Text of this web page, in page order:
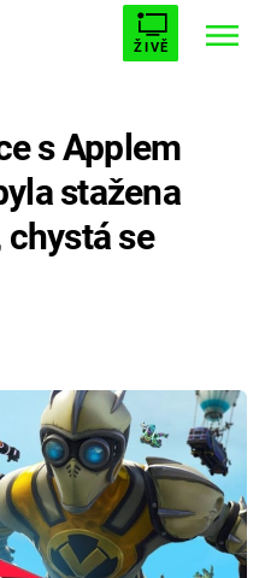
ŽIVĚ
5
s Applem
stažena
se